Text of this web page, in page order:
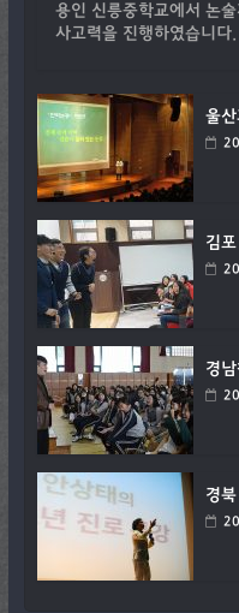
용인 신릉중학교에서 논
사고력을 진행하였습니다.
울
김
경
경